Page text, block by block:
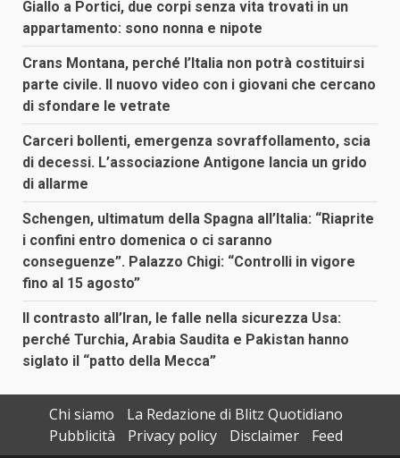
Giallo a Portici, due corpi senza vita trovati in un
appartamento: sono nonna e nipote
Crans Montana, perché l’Italia non potrà costituirsi
parte civile. Il nuovo video con i giovani che cercano
di sfondare le vetrate
Carceri bollenti, emergenza sovraffollamento, scia
di decessi. L’associazione Antigone lancia un grido
di allarme
Schengen, ultimatum della Spagna all’Italia: “Riaprite
i confini entro domenica o ci saranno
conseguenze”. Palazzo Chigi: “Controlli in vigore
fino al 15 agosto”
Il contrasto all’Iran, le falle nella sicurezza Usa:
perché Turchia, Arabia Saudita e Pakistan hanno
siglato il “patto della Mecca”
Chi siamo
La Redazione di Blitz Quotidiano
Pubblicità
Privacy policy Disclaimer Feed